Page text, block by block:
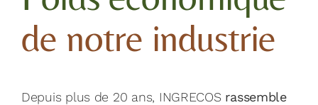
de notre industrie
Depuis plus de 20 ans, INGRECOS rassemble